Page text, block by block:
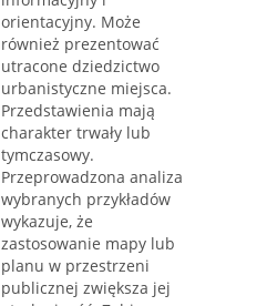
orientacyjny. Może
również prezentować
utracone dziedzictwo
urbanistyczne miejsca.
Przedstawienia mają
charakter trwały lub
tymczasowy.
Przeprowadzona analiza
wybranych przykładów
wykazuje, że
zastosowanie mapy lub
planu w przestrzeni
publicznej zwiększa jej